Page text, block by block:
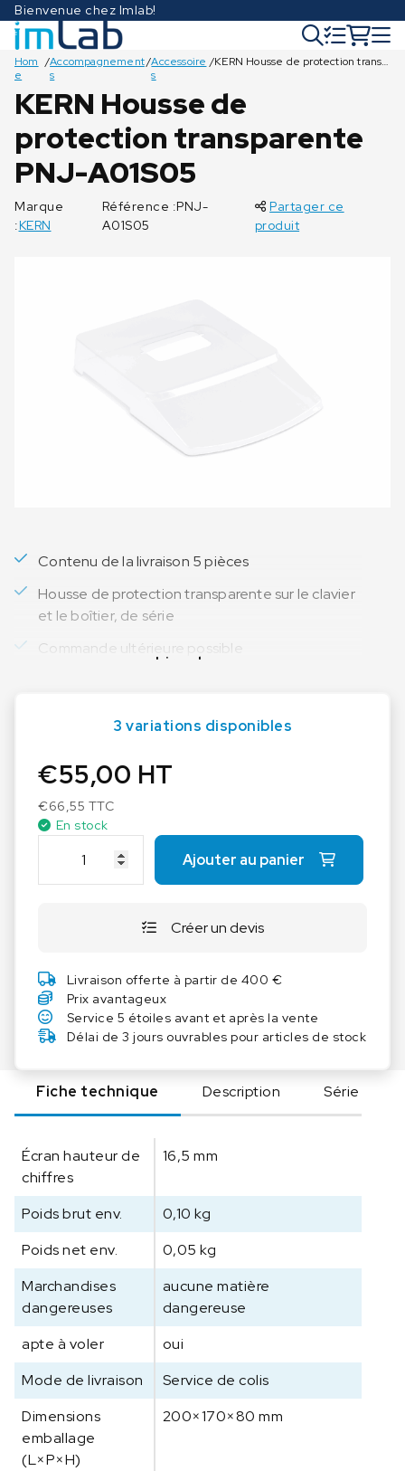
Bienvenue chez Imlab!
Hom
e
/Accompagnement
s
/Accessoire
s
/ KERN Housse de protection transparente PNJ-A01S05
KERN Housse de
protection transparente
PNJ-A01S05
Marque
:KERN
Référence :PNJ-
A01S05
Partager ce
produit
Contenu de la livraison 5 pièces
Housse de protection transparente sur le clavier
et le boîtier, de série
Commande ultérieure possible
Lire plus
3 variations disponibles
€55,00 HT
€66,55 TTC
En stock
a
t
é
d
e
E
R
N
o
u
s
s
e
p
r
o
t
e
i
Ajouter au panier
Créer un devis
Livraison offerte à partir de 400 €
Prix avantageux
Service 5 étoiles avant et après la vente
Délai de 3 jours ouvrables pour articles de stock
Fiche technique Description Série
Écran hauteur de
chiffres
16,5 mm
Poids brut env.
0,10 kg
Poids net env.
0,05 kg
Marchandises
dangereuses
aucune matière
dangereuse
apte à voler
oui
Mode de livraison
Service de colis
Dimensions
emballage
(L×P×H)
200×170×80 mm